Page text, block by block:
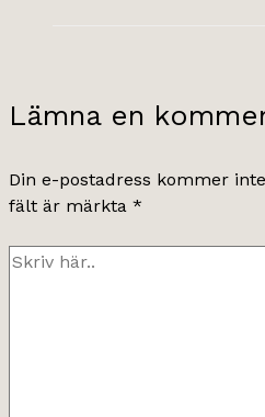
Lämna en
Din e-postadress kommer
fält är märkta *
Skriv